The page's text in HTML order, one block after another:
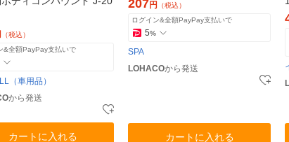
（税込）
&全額PayPay支払いで
（車用品）
から発送
カートに入れる
207円
（税込）
ログイン&全額PayPay支払いで
5%
SPA
LOHACOから発送
カートに入れる